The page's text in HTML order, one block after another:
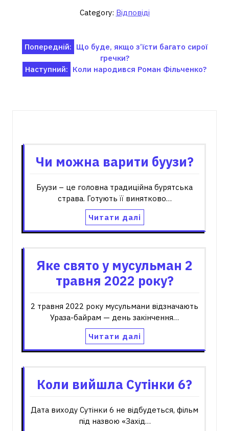
Category: Відповіді
Навігація
записів
Попередній: Що буде, якщо з’їсти багато сирої
гречки?
Наступний: Коли народився Роман Фільченко?
Чи можна варити буузи?
Буузи – це головна традиційна бурятська
страва. Готують її винятково…
Читати далі
Яке свято у мусульман 2
травня 2022 року?
2 травня 2022 року мусульмани відзначають
Ураза-байрам — день закінчення…
Читати далі
Коли вийшла Сутінки 6?
Дата виходу Сутінки 6 не відбудеться, фільм
під назвою «Захід…